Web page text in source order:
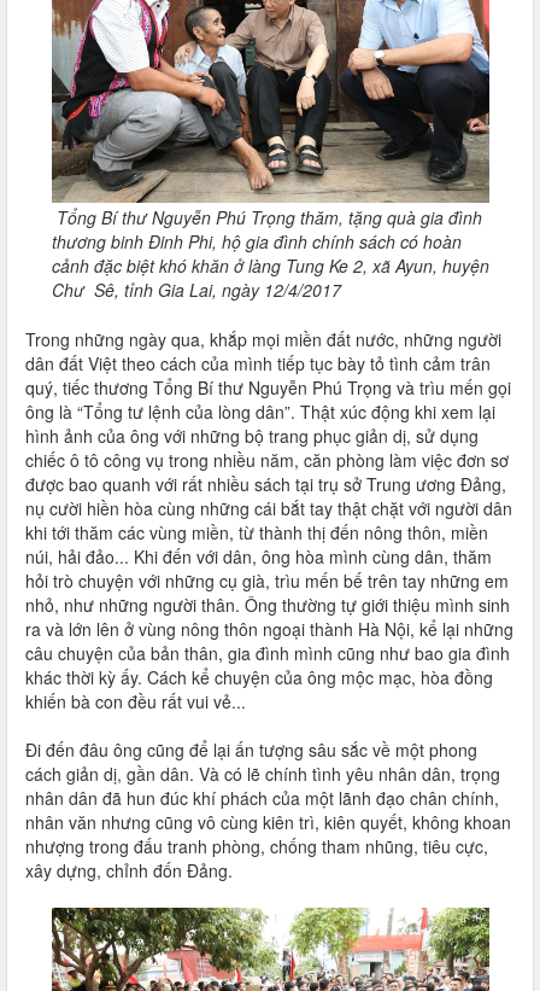
Tổng Bí thư Nguyễn Phú Trọng thăm, tặng quà gia đình
thương binh Đinh Phi, hộ gia đình chính sách có hoàn
cảnh đặc biệt khó khăn ở làng Tung Ke 2, xã Ayun, huyện
Chư Sê, tỉnh Gia Lai, ngày 12/4/2017
Trong những ngày qua, khắp mọi miền đất nước, những người
dân đất Việt theo cách của mình tiếp tục bày tỏ tình cảm trân
quý, tiếc thương Tổng Bí thư Nguyễn Phú Trọng và trìu mến gọi
ông là “Tổng tư lệnh của lòng dân”. Thật xúc động khi xem lại
hình ảnh của ông với những bộ trang phục giản dị, sử dụng
chiếc ô tô công vụ trong nhiều năm, căn phòng làm việc đơn sơ
được bao quanh với rất nhiều sách tại trụ sở Trung ương Đảng,
nụ cười hiền hòa cùng những cái bắt tay thật chặt với người dân
khi tới thăm các vùng miền, từ thành thị đến nông thôn, miền
núi, hải đảo... Khi đến với dân, ông hòa mình cùng dân, thăm
hỏi trò chuyện với những cụ già, trìu mến bế trên tay những em
nhỏ, như những người thân. Ông thường tự giới thiệu mình sinh
ra và lớn lên ở vùng nông thôn ngoại thành Hà Nội, kể lại những
câu chuyện của bản thân, gia đình mình cũng như bao gia đình
khác thời kỳ ấy. Cách kể chuyện của ông mộc mạc, hòa đồng
khiến bà con đều rất vui vẻ...
Đi đến đâu ông cũng để lại ấn tượng sâu sắc về một phong
cách giản dị, gần dân. Và có lẽ chính tình yêu nhân dân, trọng
nhân dân đã hun đúc khí phách của một lãnh đạo chân chính,
nhân văn nhưng cũng vô cùng kiên trì, kiên quyết, không khoan
nhượng trong đấu tranh phòng, chống tham nhũng, tiêu cực,
xây dựng, chỉnh đốn Đảng.